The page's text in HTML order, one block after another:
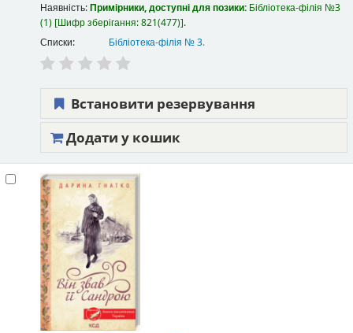
Наявність:Примірники, доступні для позики: Бібліотека-філія №3
(1) Шифр зберігання:821(477) .
Списки:
Бібліотека-філія № 3.
Встановити резервування
Додати у кошик